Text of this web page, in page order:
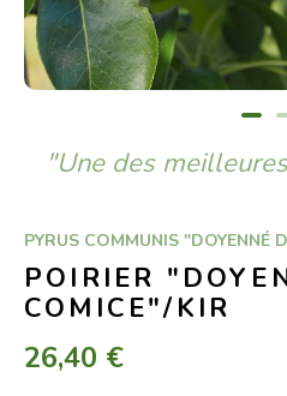
"Une des
PYRUS COMMUNIS "DOYENNÉ
POIRIER
COMICE"/KIR
26,40 €